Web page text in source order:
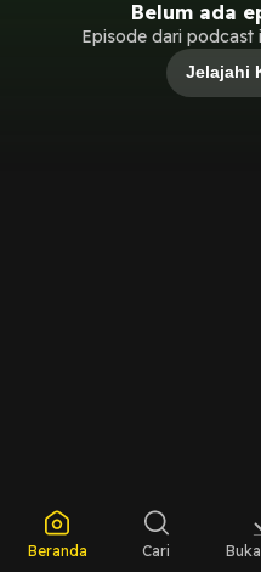
Belum ada
Episode dari podcast
Jelajahi
Beranda Cari